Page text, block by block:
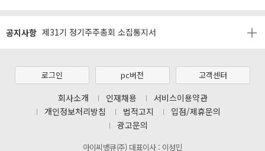
공지사항 [마일리지 적립 및 사용 정책 개편 안내]
제31기 정기주주총회 소집통지서
[마일리지 적립 및 사용 정책 개편 안내]
로그인 pc버전 고객센터
회사소개 인재채용
서비스이용약관
개인정보처리방침
법적고지
입점/제휴문의
광고문의
아이씨뱅큐(주) 대표이사 : 이성민